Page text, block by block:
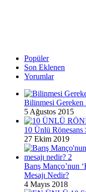
Popüler
Son Eklenen
Yorumlar
Bilinmesi Gereken
5 Ağustos 2015
10 Ünlü Rönesans
27 Ekim 2019
Barış Manço’nun
Mesajı Nedir?
4 Mayıs 2018